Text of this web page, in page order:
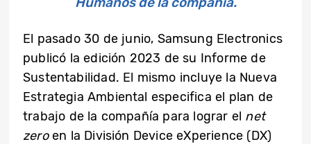
El pasado 30 de junio, Samsung Electronics
publicó la edición 2023 de su Informe de
Sustentabilidad. El mismo incluye la Nueva
Estrategia Ambiental especifica el plan de
trabajo de la compañía para lograr el net
zeroen la División Device eXperience (DX)